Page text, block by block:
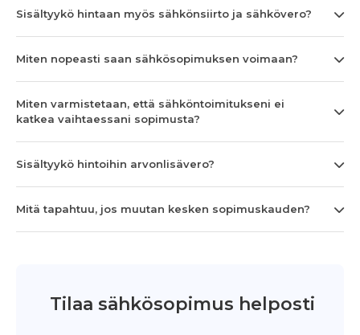
Sisältyykö hintaan myös sähkönsiirto ja sähkövero?
Miten nopeasti saan sähkösopimuksen voimaan?
Miten varmistetaan, että sähköntoimitukseni ei
katkea vaihtaessani sopimusta?
Sisältyykö hintoihin arvonlisävero?
Mitä tapahtuu, jos muutan kesken sopimuskauden?
Tilaa sähkösopimus helposti